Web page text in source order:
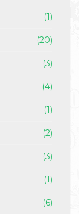
(1)
(20)
(3)
(4)
(1)
(2)
(3)
(1)
(6)